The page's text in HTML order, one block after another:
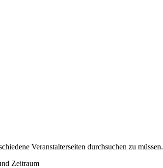
Veranstalterseiten durchsuchen zu müssen.
Zeitraum